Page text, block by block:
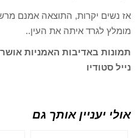
אז נשים יקרות, התוצאה אמנם
מומלץ לגרד איתה את העין..
תמונות באדיבות האמניות
נייל סטודיו
אולי יעניין אותך גם